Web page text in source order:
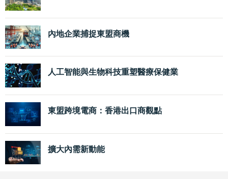
內地企業捕捉東盟商機
人工智能與生物科技重塑醫療保健業
東盟跨境電商：香港出口商觀點
擴大內需新動能